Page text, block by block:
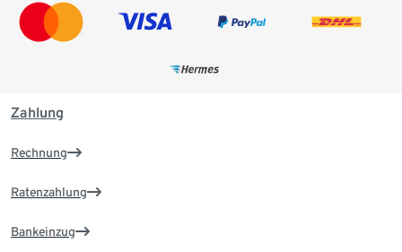
Zahlung
Rechnung
Ratenzahlung
Bankeinzug